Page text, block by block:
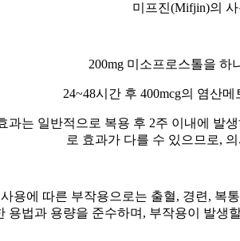
미프진(Mifjin)의
200mg 미소프로스톨을 하
24~48시간 후 400mcg의 염산
과는 일반적으로 복용 후 2주 이내에 발
로 효과가 다를 수 있으므로,
용에 따른 부작용으로는 출혈, 경련, 복
용법과 용량을 준수하며, 부작용이 발생